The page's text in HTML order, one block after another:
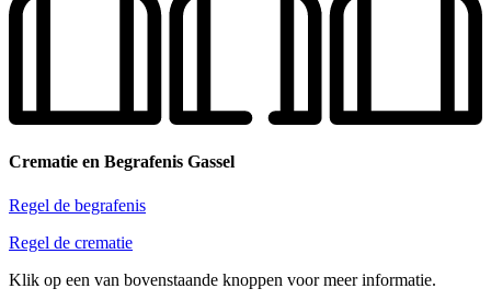
Crematie en Begrafenis Gassel
Regel de begrafenis
Regel de crematie
Klik op een van bovenstaande knoppen voor meer informatie.